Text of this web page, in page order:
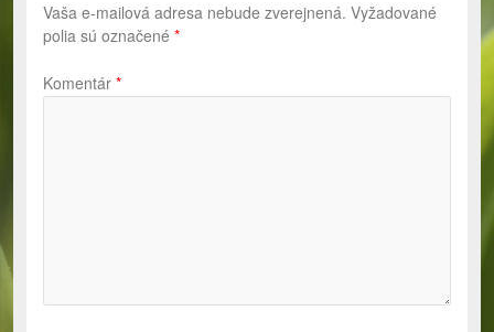
Vaša e-mailová adresa nebude zverejnená. Vyžadované
polia sú označené *
Komentár *